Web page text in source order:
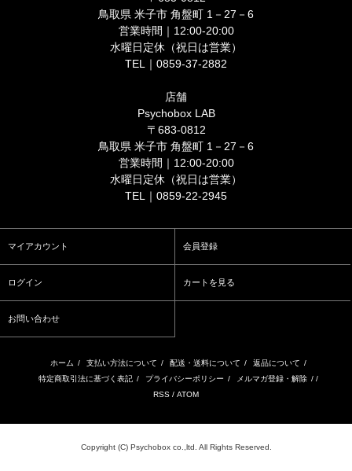
鳥取県 米子市 角盤町 1－27－6
営業時間｜12:00-20:00
水曜日定休（祝日は営業）
TEL｜0859-37-2882
店舗
Psychobox LAB
〒683-0812
鳥取県 米子市 角盤町 1－27－6
営業時間｜12:00-20:00
水曜日定休（祝日は営業）
TEL｜0859-22-2945
マイアカウント 会員登録
ログイン カートを見る
お問い合わせ
ホーム / 支払い方法について / 配送・送料について / 返品について /
特定商取引法に基づく表記 / プライバシーポリシー / メルマガ登録・解除 / /
RSS / ATOM
Copyright (C) Psychobox co.,ltd. All Rights Reserved.